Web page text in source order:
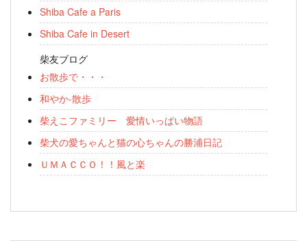
Shiba Cafe a Paris
Shiba Cafe in Desert
柴友ブログ
お散歩で・・・
和やか-散歩
柴えこファミリー 愛情いっぱい物語
柴犬の愛ちゃんと猫の心ちゃんの勝浦日記
ＵＭＡＣＣＯ！！風と楽